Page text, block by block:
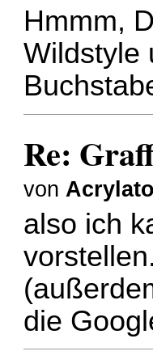
Hmmm,
Wildstyle
Re:
von
also ich
die